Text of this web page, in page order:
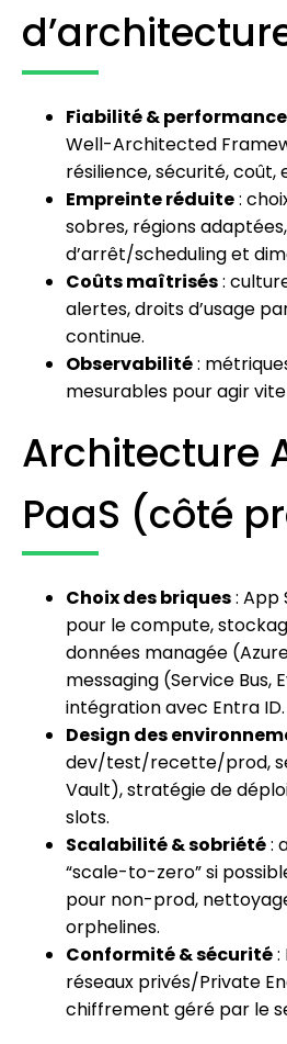
Fiabilité & performance
Well-Architected
résilience, sécurité, coût,
Empreinte réduite:
sobres, régions
d’arrêt/scheduling et
Coûts maîtrisés:
alertes, droits d’usage
continue.
Observabilité:
mesurables pour agir
Architecture
PaaS (côté
Choix des briques: App
pour le compute,
données managée
messaging (Service Bus,
intégration avec Entra ID.
Design des
dev/test/recette/prod,
Vault), stratégie de
slots.
Scalabilité & sobriété:
“scale-to-zero” si
pour non-prod,
orphelines.
Conformité & sécurité:
réseaux privés/Private
chiffrement géré par le